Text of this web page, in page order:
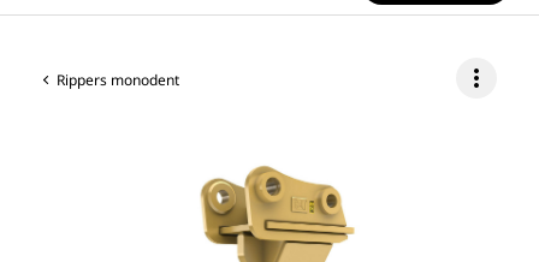
Rippers monodent more_vert